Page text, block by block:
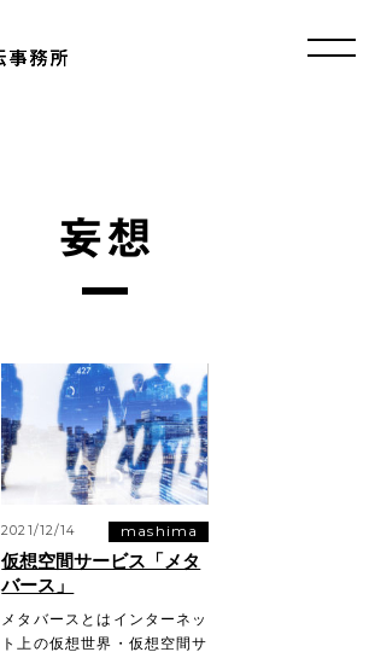
妄想
2021/12/14 mashima
仮想空間サービス「メタ
バース」
メタバースとはインターネッ
ト上の仮想世界・仮想空間サ